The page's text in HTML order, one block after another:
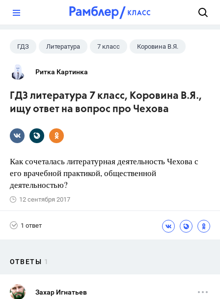
ГДЗ Литература 7 класс Коровина В.Я.
Ритка Картинка
ГДЗ литература 7 класс, Коровина В.Я.,
ищу ответ на вопрос про Чехова
Как сочеталась литературная деятельность Чехова с
его врачебной практикой, общественной
деятельностью?
12 сентября 2017
1 ответ
ОТВЕТЫ 1
Захар Игнатьев